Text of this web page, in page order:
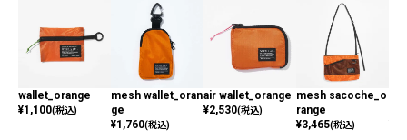
wallet_orange
¥1,100(税込)
mesh wallet_oran
ge
¥1,760(税込)
air wallet_orange
¥2,530(税込)
mesh sacoche_o
range
¥3,465(税込)